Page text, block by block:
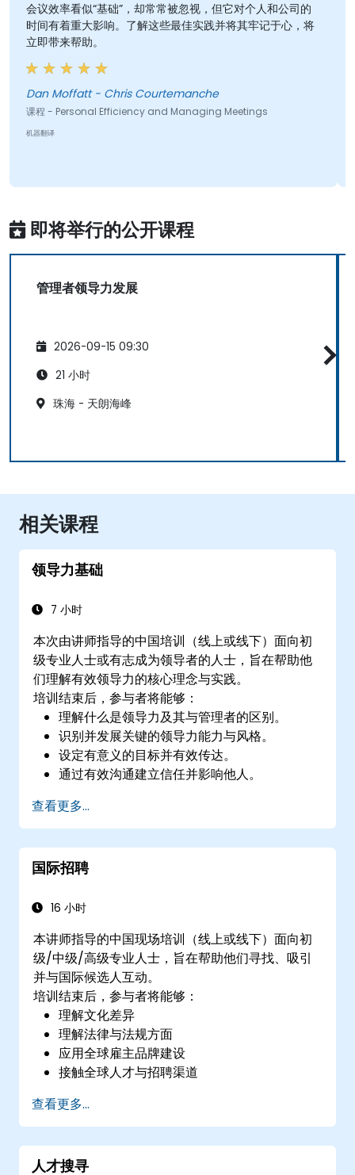
效率看似“基础”，却常常被忽视，但它对个人和公司的
有着重大影响。了解这些最佳实践并将其牢记于心，将
带来帮助。
Moffatt - Chris Courtemanche
- Personal Efficiency and Managing Meetings
即将举行的公开课程
管理者领导力发展
2026-09-15 09:30
21 小时
珠海 - 天朗海峰
相关课程
领导力基础
7 小时
本次由讲师指导的中国培训（线上或线下）面向初
级专业人士或有志成为领导者的人士，旨在帮助他
们理解有效领导力的核心理念与实践。
培训结束后，参与者将能够：
理解什么是领导力及其与管理者的区别。
识别并发展关键的领导力能力与风格。
设定有意义的目标并有效传达。
通过有效沟通建立信任并影响他人。
查看更多...
国际招聘
16 小时
本讲师指导的中国现场培训（线上或线下）面向初
级/中级/高级专业人士，旨在帮助他们寻找、吸引
并与国际候选人互动。
培训结束后，参与者将能够：
理解文化差异
理解法律与法规方面
应用全球雇主品牌建设
接触全球人才与招聘渠道
查看更多...
人才搜寻